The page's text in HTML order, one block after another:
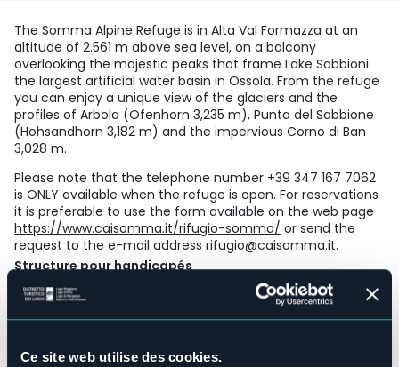
Ce site web utilise des cookies.
The Somma Alpine Refuge is in Alta Val Formazza at an
altitude of 2.561 m above sea level, on a balcony
overlooking the majestic peaks that frame Lake Sabbioni:
the largest artificial water basin in Ossola. From the refuge
you can enjoy a unique view of the glaciers and the
profiles of Arbola (Ofenhorn 3,235 m), Punta del Sabbione
(Hohsandhorn 3,182 m) and the impervious Corno di Ban
3,028 m.
Please note that the telephone number +39 347 167 7062
is ONLY available when the refuge is open. For reservations
it is preferable to use the form available on the web page
https://www.caisomma.it/rifugio-somma/ or send the
request to the e-mail address rifugio@caisomma.it.
Structure pour handicapés
No
Wellness
No
Salles de conférences